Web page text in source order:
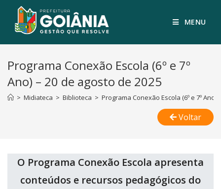
MENU
Programa Conexão Escola (6º e 7º
Ano) – 20 de agosto de 2025
> Midiateca > Biblioteca > Programa Conexão Escola (6º e 7º Ano)
Voltar
O Programa Conexão Escola apresenta
conteúdos e recursos pedagógicos do